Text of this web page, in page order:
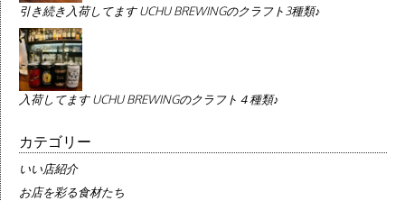
引き続き入荷してます UCHU BREWINGのクラフト3種類♪
入荷してます UCHU BREWINGのクラフト４種類♪
カテゴリー
いい店紹介
お店を彩る食材たち